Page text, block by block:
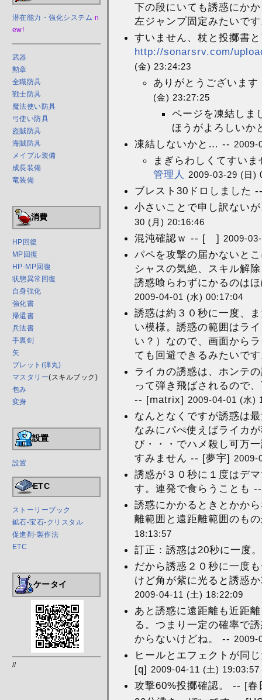
潜在能力・強化システム n
ew!
武器
勲章
全職防具
戦士防具
魔法使い防具
弓使い防具
盗賊防具
海賊防具
メイプル装備
成長装備
竜装備
消費
HP回復
MP回復
HP-MP回復
状態異常回復
自身強化
強化書
帰還書
兵法書
手裏剣
矢
ブレット(弾丸)
マスタリー(スキルブック)
包み
変身
設置
設置
ETC
ストーリーブック
鉱石-宝石-クリスタル
促進剤-製作法
ETC
ケータイ
//
下の段にいても誘惑にか
左ジャンプ固定みたいで
すいません、杖と投擲書
http://sonarsrv.com/
(金) 23:24:23
ありがとうございま
(金) 23:27:25
ページを凍結しま
ほうがよろしい
凍結しないかと… -- 2009-
まぎらわしくてすい
管理人
2009-03-29 (日)
ブレスト30ドロしました
小さいことで申し訳ない
30 (月) 20:16:46
混沌確認ｗ -- [ ] 2009-
パペを攻撃の届かないと
シャスの気絶、スキル解
誘惑喰らわずにかるのは
2009-04-01 (水) 00:17:04
誘惑は約３０秒に一度、
い模様。誘惑の範囲はラ
い？）なので、画面から
ても回避できるみたいで
ライカの誘惑は、ホンテ
って弾き飛ばされるので
-- [matrix] 2009-04-01 (水)
なんとなくですが誘惑は
なみにパぺ使えばライカ
び・・・でハメ殺し可万
すみません -- [夢宇] 2009-
誘惑が３０秒に１度はデ
す。連発で食らうことも
誘惑にかかるときとかか
離範囲と遠距離範囲のも
18:13:57
訂正：誘惑は20秒に一度
だから誘惑２０秒に一度
けど角が紫に光ると誘惑
2009-04-11 (土) 18:22:09
あと誘惑に遠距離も近距
る。つまり一定の確率で
からないけどね。 -- 2009-
ヒールとエフェクトが同
[q] 2009-04-11 (土) 19:03:57
攻撃60%投擲確認。 -- [